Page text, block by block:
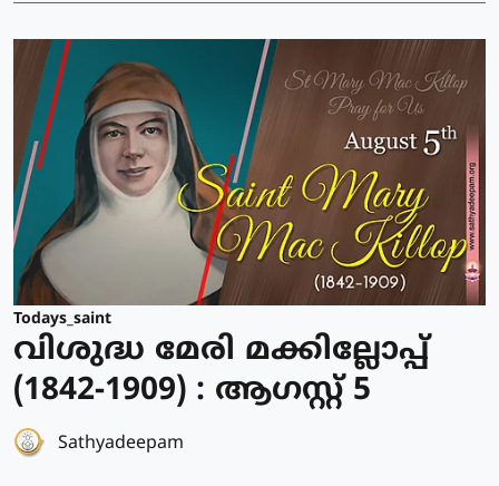
Todays_saint
വിശുദ്ധ മേരി മക്കില്ലോപ്പ്
(1842-1909) : ആഗസ്റ്റ് 5
Sathyadeepam